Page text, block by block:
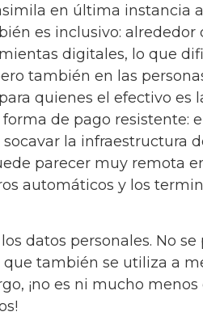
en última instancia
es inclusivo: alrededor
digitales, lo que
también en las
quienes el efectivo es
de pago resistente:
la infraestructura
parecer muy remota
automáticos y los
datos personales. No se
también se utiliza a
¡no es ni mucho